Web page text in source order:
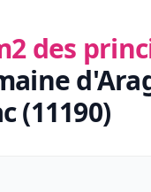
des
(11190)